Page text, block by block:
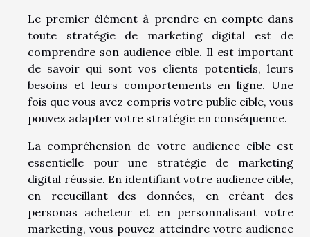
Le premier élément à prendre en compte dans
toute stratégie de marketing digital est de
comprendre son audience cible. Il est important
de savoir qui sont vos clients potentiels, leurs
besoins et leurs comportements en ligne. Une
fois que vous avez compris votre public cible, vous
pouvez adapter votre stratégie en conséquence.
La compréhension de votre audience cible est
essentielle pour une stratégie de marketing
digital réussie. En identifiant votre audience cible,
en recueillant des données, en créant des
personas acheteur et en personnalisant votre
marketing, vous pouvez atteindre votre audience